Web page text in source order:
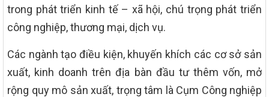
trong phát triển kinh tế – xã hội, chú trọng phát triển
công nghiệp, thương mại, dịch vụ.
Các ngành tạo điều kiện, khuyến khích các cơ sở sản
xuất, kinh doanh trên địa bàn đầu tư thêm vốn, mở
rộng quy mô sản xuất, trọng tâm là Cụm Công nghiệp